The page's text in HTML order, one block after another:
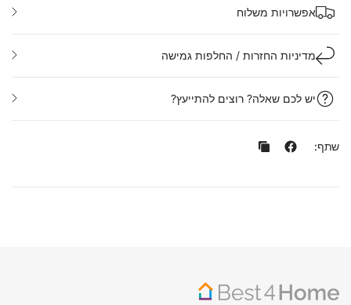
אפשרויות משלוח
מדיניות החזרות / החלפות גמישה
יש לכם שאלה? רוצים להתייעץ?
שתף: